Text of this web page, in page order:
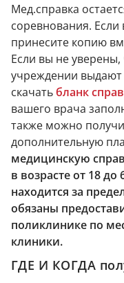
Мед.справка
соревнования. Если
принесите копию
Если вы не
учреждении
скачатьбланк
вашего врача
также можно
дополнительную
медицинскую
в возрасте от 18 до
находится за
обязаны
поликлинике по
клиники.
ГДЕ И КОГДА